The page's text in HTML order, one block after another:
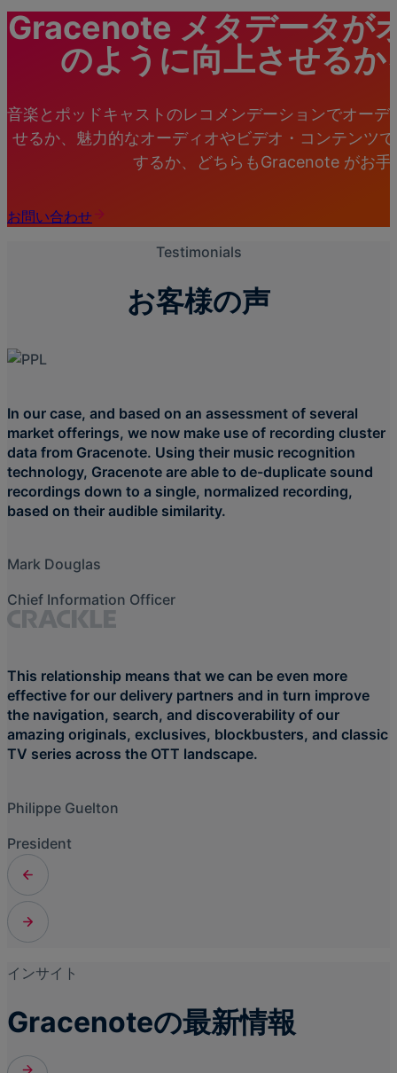
Gracenote メタデータが
のように向上させる
音楽とポッドキャストのレコメンデーションでオー
せるか、魅力的なオーディオやビデオ・コンテンツ
するか、どちらもGracenote がお手
お問い合わせ
Testimonials
お客様の声
In our case, and based on an assessment of several
market offerings, we now make use of recording cluster
data from Gracenote. Using their music recognition
technology, Gracenote are able to de-duplicate sound
recordings down to a single, normalized recording,
based on their audible similarity.
Mark Douglas
Chief Information Officer
This relationship means that we can be even more
effective for our delivery partners and in turn improve
the navigation, search, and discoverability of our
amazing originals, exclusives, blockbusters, and classic
TV series across the OTT landscape.
Philippe Guelton
President
インサイト
Gracenoteの最新情報